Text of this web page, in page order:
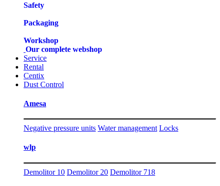
Safety
Packaging
Workshop
Our complete webshop
Service
Rental
Centix
Dust Control
Amesa
Negative pressure units Water management Locks
wlp
Demolitor 10 Demolitor 20 Demolitor 718